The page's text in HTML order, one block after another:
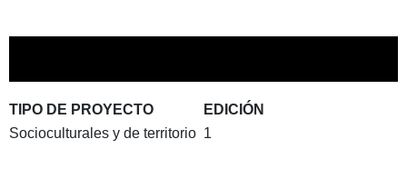
TIPO DE PROYECTO
Socioculturales y de territorio
EDICIÓN
1